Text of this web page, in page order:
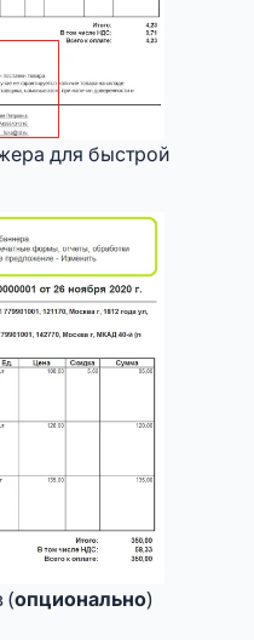
для быстрой
(опционально)